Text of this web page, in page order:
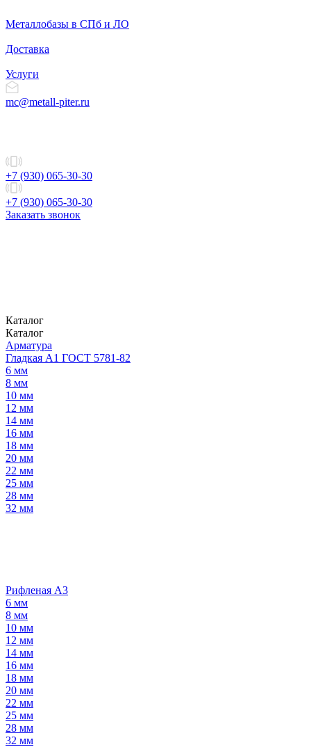
Металлобазы в СПб и ЛО
Доставка
Услуги
mc@metall-piter.ru
+7 (930) 065-30-30
+7 (930) 065-30-30
Заказать звонок
Каталог
Каталог
Арматура
Гладкая А1 ГОСТ 5781-82
6 мм
8 мм
10 мм
12 мм
14 мм
16 мм
18 мм
20 мм
22 мм
25 мм
28 мм
32 мм
Рифленая А3
6 мм
8 мм
10 мм
12 мм
14 мм
16 мм
18 мм
20 мм
22 мм
25 мм
28 мм
32 мм